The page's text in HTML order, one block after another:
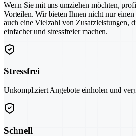
Wenn Sie mit uns umziehen möchten,
Vorteilen. Wir bieten Ihnen nicht nur einen
auch eine Vielzahl von Zusatzleistungen,
einfacher und stressfreier machen.
Stressfrei
Unkompliziert Angebote einholen und
Schnell